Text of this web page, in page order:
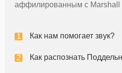
аффилированным с Marshall
есть шесть типов V67
Как нам помогает звук?
Как распознать